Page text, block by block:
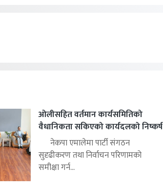
ओलीसहित वर्तमान कार्यसमितिको
वैधानिकता सकिएको कार्यदलको निष्कर्ष
नेकपा एमालेमा पार्टी संगठन
सुदृढीकरण तथा निर्वाचन परिणामको
समीक्षा गर्न...